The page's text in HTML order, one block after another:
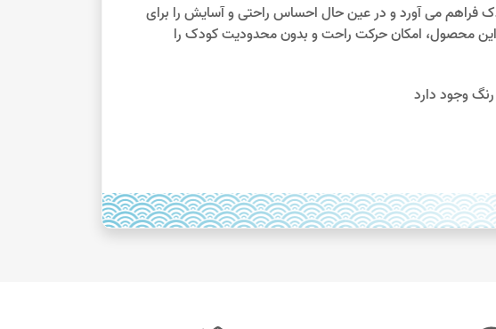
فراهم می آورد و در عین حال احساس راحتی و آسایش را برای
این محصول، امکان حرکت راحت و بدون محدودیت کودک را